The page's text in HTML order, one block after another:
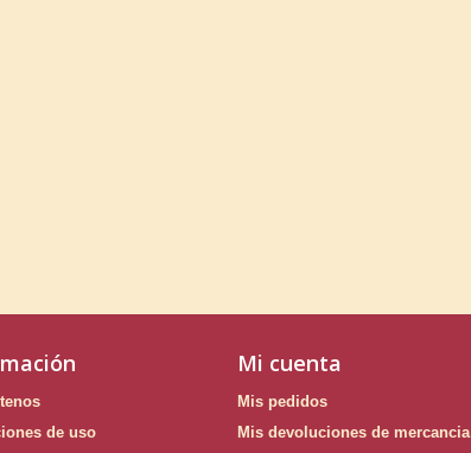
de uso
Mi cuenta
Mis pedidos
Mis devoluciones de mercancia